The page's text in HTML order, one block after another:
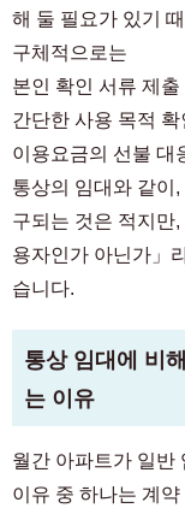
해 둘 필요가 있기
구체적으로는
본인 확인 서류 제출
간단한 사용 목적 확
이용요금의 선불 대
통상의 임대와 같이
구되는 것은 적지만
용자인가 아닌가」
습니다.
통상 임대에 비
는 이유
월간 아파트가 일반
이유 중 하나는 계